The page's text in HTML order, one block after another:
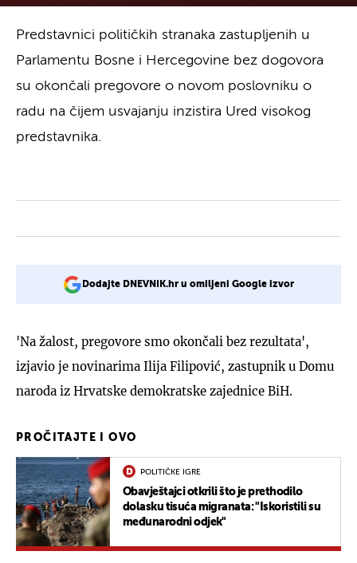
Predstavnici političkih stranaka zastupljenih u
Parlamentu Bosne i Hercegovine bez dogovora
su okončali pregovore o novom poslovniku o
radu na čijem usvajanju inzistira Ured visokog
predstavnika.
Dodajte DNEVNIK.hr u omiljeni Google izvor
'Na žalost, pregovore smo okončali bez rezultata',
izjavio je novinarima Ilija Filipović, zastupnik u Domu
naroda iz Hrvatske demokratske zajednice BiH.
PROČITAJTE I OVO
POLITIČKE IGRE
Obavještajci otkrili što je prethodilo
dolasku tisuća migranata: "Iskoristili su
međunarodni odjek"